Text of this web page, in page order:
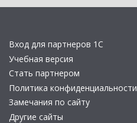
Вход для партнеров 1С
Учебная версия
Стать партнером
Политика конфиденциальности
Замечания по сайту
Другие сайты